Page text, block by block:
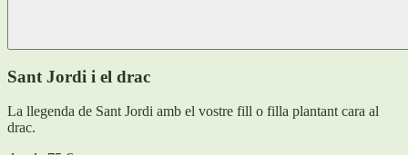
Sant Jordi i el drac
La llegenda de Sant Jordi amb el vostre fill o filla plantant cara al
drac.